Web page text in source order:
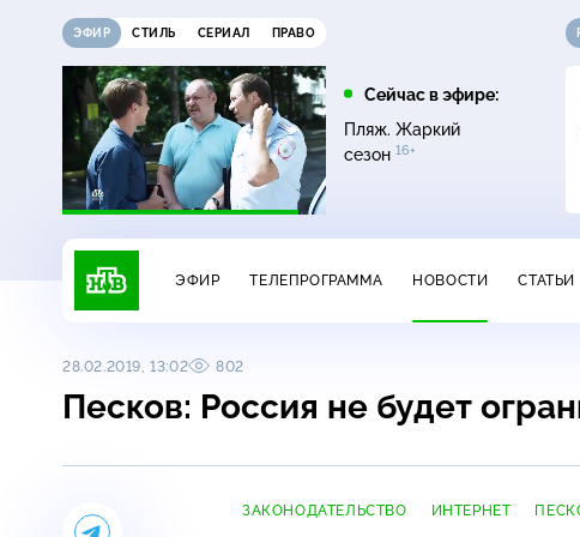
ЭФИР СТИЛЬ СЕРИАЛ ПРАВО
Сейчас в эфире:
Пляж. Жаркий
сезон 16+
16:00
Сегодня
17:00
Невский. Чужой среди
чужих 16+
ЭФИР ТЕЛЕПРОГРАММА НОВОСТИ СТАТЬИ
28.02.2019, 13:02 802
Песков: Россия не будет
ЗАКОНОДАТЕЛЬСТВО ИНТЕРНЕТ